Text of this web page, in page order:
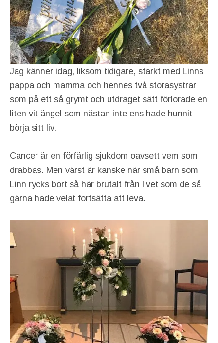
Jag känner idag, liksom tidigare, starkt med Linns
pappa och mamma och hennes två storasystrar
som på ett så grymt och utdraget sätt förlorade en
liten vit ängel som nästan inte ens hade hunnit
börja sitt liv.
Cancer är en förfärlig sjukdom oavsett vem som
drabbas. Men värst är kanske när små barn som
Linn rycks bort så här brutalt från livet som de så
gärna hade velat fortsätta att leva.